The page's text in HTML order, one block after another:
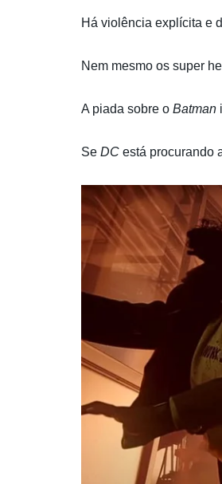
Há violência explícita e
Nem mesmo os super
A piada sobre o Batman
Se DC está procurando